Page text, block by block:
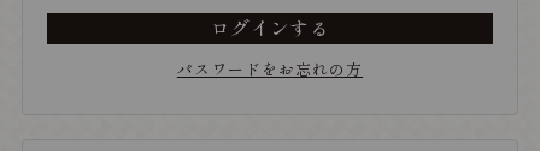
ログインする
パスワードをお忘れの方